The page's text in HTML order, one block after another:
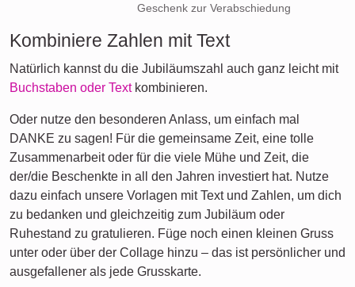
Geschenk zur Verabschiedung
Kombiniere Zahlen mit Text
Natürlich kannst du die Jubiläumszahl auch ganz leicht mit
Buchstaben oder Textkombinieren.
Oder nutze den besonderen Anlass, um einfach mal
DANKE zu sagen! Für die gemeinsame Zeit, eine tolle
Zusammenarbeit oder für die viele Mühe und Zeit, die
der/die Beschenkte in all den Jahren investiert hat. Nutze
dazu einfach unsere Vorlagen mit Text und Zahlen, um dich
zu bedanken und gleichzeitig zum Jubiläum oder
Ruhestand zu gratulieren. Füge noch einen kleinen Gruss
unter oder über der Collage hinzu – das ist persönlicher und
ausgefallener als jede Grusskarte.